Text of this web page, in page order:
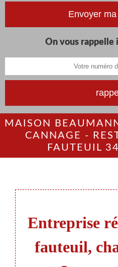
On vous rappelle
MAISON
CANNAGE -
FAUTEUIL
Entreprise
fauteuil,